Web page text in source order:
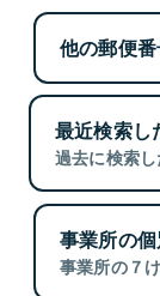
他の郵便
最近検索し
過去に検索し
事業所の
事業所の７